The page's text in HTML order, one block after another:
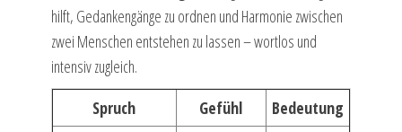
hilft, Gedankengänge zu ordnen und Harmonie zwischen
zwei Menschen entstehen zu lassen – wortlos und
intensiv zugleich.
Spruch
Gefühl Bedeutung